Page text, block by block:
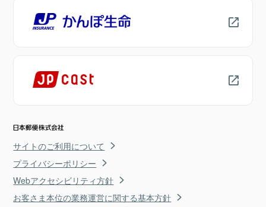
サイトのご利用について
プライバシーポリシー
Webアクセシビリティ方針
お客さま本位の業務運営に関する基本方針